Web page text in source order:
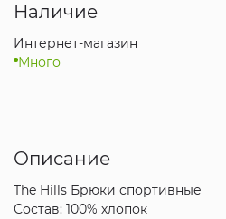
Наличие
Интернет-магазин
Много
Описание
The Hills Брюки спортивные
Состав: 100% хлопок